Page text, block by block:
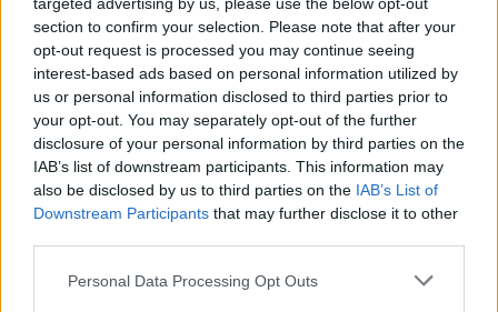
section to confirm your selection. Please note that after your
opt-out request is processed you may continue seeing
interest-based ads based on personal information utilized by
us or personal information disclosed to third parties prior to
your opt-out. You may separately opt-out of the further
disclosure of your personal information by third parties on the
IAB’s list of downstream participants. This information may
also be disclosed by us to third parties on the IAB’s List of
Downstream Participants that may further disclose it to other
Please note that this website/app uses one or more Google
Personal Data Processing Opt Outs
χρειάζονται. Παρ’ όλα αυτά, μπορείτε να τα
μαρινάρετε από πριν στη μαρινάδα που
ακολουθεί ή να τα σερβίρετε με το πέστο
αρωματικών που σας προτείνω.
Μαρινάδα για παϊδάκια
Για 1 κιλό κρέας
125 ml ελαιόλαδο
4 σκελίδες σκόρδο τριμμένο